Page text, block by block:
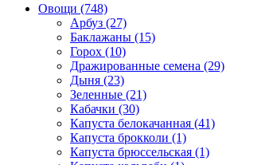
Овощи (748)
Арбуз (27)
Баклажаны (15)
Горох (10)
Дражированные семена (29)
Дыня (23)
Зеленные (21)
Кабачки (30)
Капуста белокачанная (41)
Капуста брокколи (1)
Капуста брюссельская (1)